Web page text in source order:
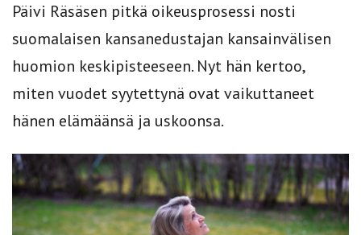
Päivi Räsäsen pitkä oikeusprosessi nosti
suomalaisen kansanedustajan kansainvälisen
huomion keskipisteeseen. Nyt hän kertoo,
miten vuodet syytettynä ovat vaikuttaneet
hänen elämäänsä ja uskoonsa.